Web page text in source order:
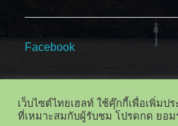
Facebook
เว็บไซต์ไทยเฮลท์ ใช้คุ๊กกี้เพื่อเพิ่มป
ที่เหมาะสมกับผู้รับชม โปรดกด ยอม